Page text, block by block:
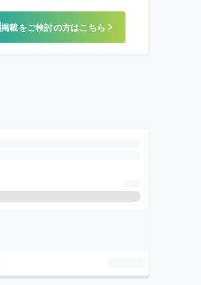
掲載をご検討の方はこちら